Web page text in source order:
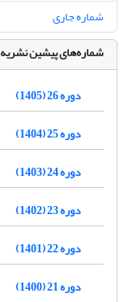
شماره جاری
شماره‌های پیشین نشریه
دوره 26 (1405)
دوره 25 (1404)
دوره 24 (1403)
دوره 23 (1402)
دوره 22 (1401)
دوره 21 (1400)